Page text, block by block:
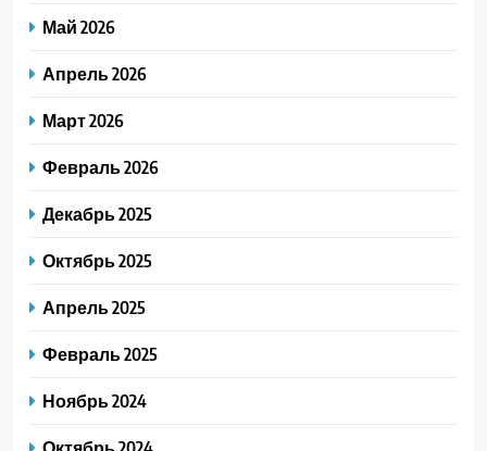
Май 2026
Апрель 2026
Март 2026
Февраль 2026
Декабрь 2025
Октябрь 2025
Апрель 2025
Февраль 2025
Ноябрь 2024